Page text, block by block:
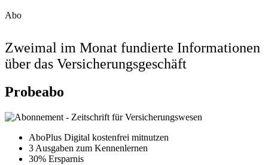
Abo
Zweimal im Monat fundierte Informationen
über das Versicherungsgeschäft
Probeabo
AboPlus Digital kostenfrei mitnutzen
3 Ausgaben zum Kennenlernen
30% Ersparnis